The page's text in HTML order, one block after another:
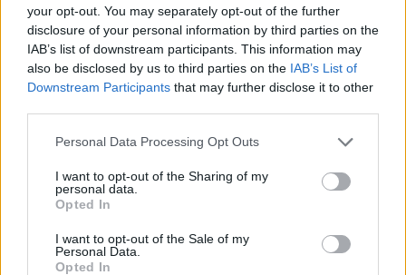
your opt-out. You may separately opt-out of the further
disclosure of your personal information by third parties on the
IAB’s list of downstream participants. This information may
also be disclosed by us to third parties on the IAB’s List of
Downstream Participants that may further disclose it to other
Personal Data Processing Opt Outs
I want to opt-out of the Sharing of my
personal data.
Opted In
I want to opt-out of the Sale of my
Personal Data.
Opted In